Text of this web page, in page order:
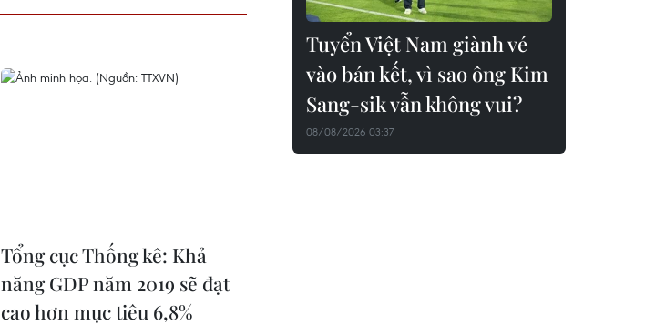
Tổng cục Thống kê: Khả
năng GDP năm 2019 sẽ đạt
cao hơn mục tiêu 6,8%
Tuyển Việt Nam giành vé
vào bán kết, vì sao ông Kim
Sang-sik vẫn không vui?
08/08/2026 03:37